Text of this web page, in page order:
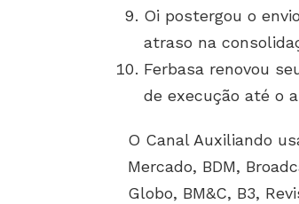
Oi postergou o
atraso na
Ferbasa renovou
de execução até o
O Canal Auxiliando
Mercado, BDM,
Globo, BM&C, B3,